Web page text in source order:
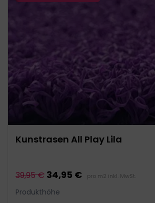
Kunstrasen All Play Lila
39,95 € 34,95 € pro m2 inkl. MwSt.
Produkthöhe